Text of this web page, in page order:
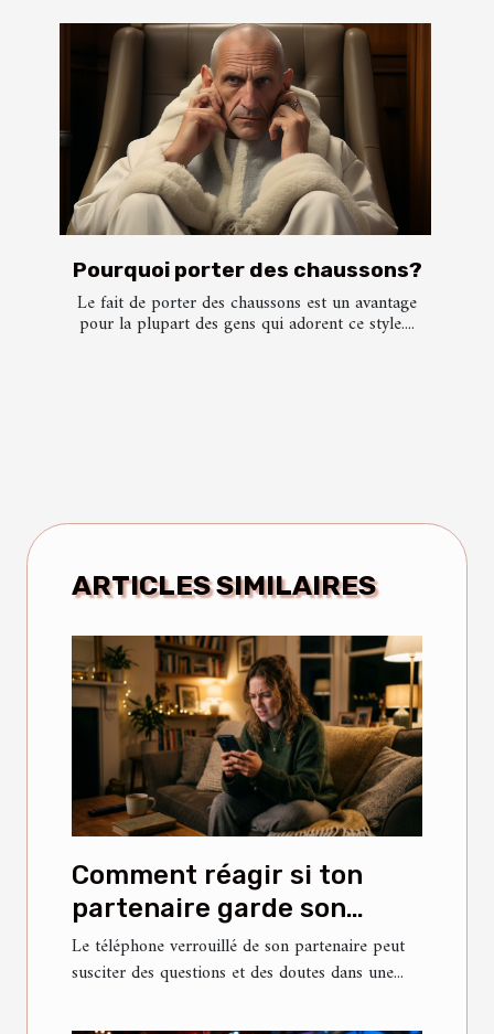
Pourquoi porter des chaussons?
Le fait de porter des chaussons est un avantage
pour la plupart des gens qui adorent ce style....
ARTICLES SIMILAIRES
Comment réagir si ton
partenaire garde son
téléphone verrouillé ?
Le téléphone verrouillé de son partenaire peut
susciter des questions et des doutes dans une...